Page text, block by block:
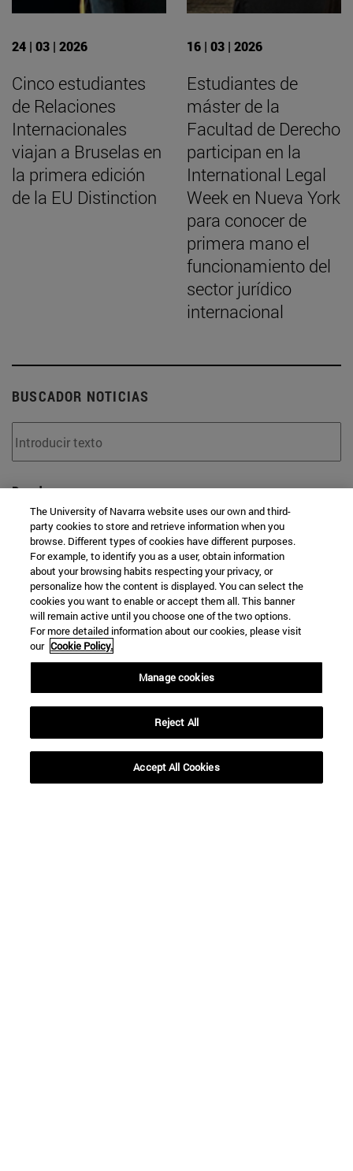
24 | 03 | 2026
Cinco estudiantes
de Relaciones
Internacionales
viajan a Bruselas en
la primera edición
de la EU Distinction
16 | 03 | 2026
Estudiantes de
máster de la
Facultad de Derecho
participan en la
International Legal
Week en Nueva York
para conocer de
primera mano el
funcionamiento del
sector jurídico
internacional
BUSCADOR NOTICIAS
Desde
Hasta
BUSCAR
The University of Navarra website uses our own and third-
party cookies to store and retrieve information when you
browse. Different types of cookies have different purposes.
For example, to identify you as a user, obtain information
about your browsing habits respecting your privacy, or
personalize how the content is displayed. You can select the
cookies you want to enable or accept them all. This banner
will remain active until you choose one of the two options.
For more detailed information about our cookies, please visit
our Cookie Policy.
Manage cookies
Reject All
Accept All Cookies